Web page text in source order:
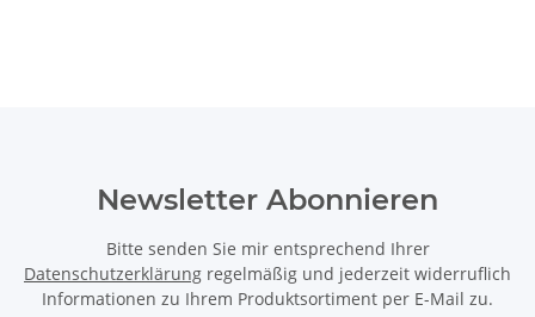
Newsletter Abonnieren
Bitte senden Sie mir entsprechend Ihrer
Datenschutzerklärung regelmäßig und jederzeit widerruflich
Informationen zu Ihrem Produktsortiment per E-Mail zu.